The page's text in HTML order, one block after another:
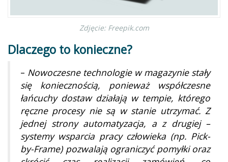
Zdjęcie: Freepik.com
Dlaczego to konieczne?
– Nowoczesne technologie w magazynie stały
się koniecznością, ponieważ współczesne
łańcuchy dostaw działają w tempie, którego
ręczne procesy nie są w stanie utrzymać. Z
jednej strony automatyzacja, a z drugiej –
systemy wsparcia pracy człowieka (np. Pick-
by-Frame) pozwalają ograniczyć pomyłki oraz